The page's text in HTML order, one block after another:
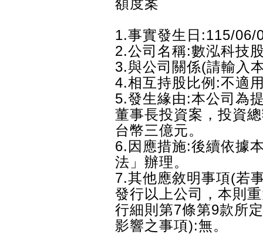
額度案
1.事實發生日:115/06/
2.公司名稱:數泓科技
3.與公司關係(請輸入
4.相互持股比例:不適
5.發生緣由:本公司為
董事長投資案，投資
台幣三億元。
6.因應措施:後續依據
法」辦理。
7.其他應敘明事項(若
發行以上公司，本則
行細則第7條第9款所
影響之事項):無。